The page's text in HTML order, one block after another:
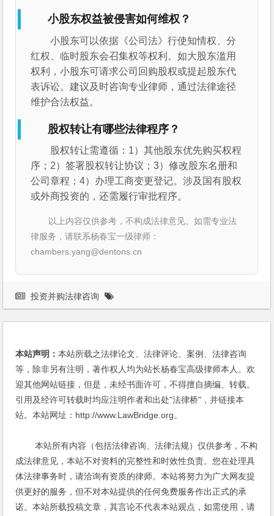
小股东权益被侵害如何维权？
小股东可以依据《公司法》行使知情权、分
红权、临时股东会召集权等权利。如大股东滥用
权利，小股东可请求公司回购股权或提起股东代
表诉讼。建议及时咨询专业律师，通过法律途径
维护合法权益。
股权转让有哪些法律程序？
股权转让需遵循：1）其他股东优先购买权程
序；2）签署股权转让协议；3）修改股东名册和
公司章程；4）办理工商变更登记。涉及国有股权
或外商投资的，还需履行审批程序。
以上内容仅供参考，不构成法律意见。如需专业法
律服务，请联系杨春宝一级律师：
chambers.yang@dentons.cn
投资并购法律咨询
本站声明：本站所载之法律论文、法律评论、案例、法律咨询
等，除非另有注明，著作权人均为站长杨春宝高级律师本人。欢
迎其他网站链接，但是，未经书面许可，不得擅自摘编、转载。
引用及经许可转载时均应注明作者和出处"法律桥"，并链接本
站。本站网址：http://www.LawBridge.org。
本站所有内容（包括法律咨询、法律法规）仅供参考，不构
成法律意见，本站不对资料的完整性和时效性负责。您在处理具
体法律事务时，请洽询有资质的律师。本站将努力为广大网友提
供更好的服务，但不对本站提供的任何免费服务作出正式的承
诺。本站所载投稿文章，其言论不代表本站观点，如需使用，请